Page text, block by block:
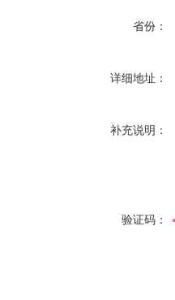
省份：
详细地址：
补充说明：
验证码：